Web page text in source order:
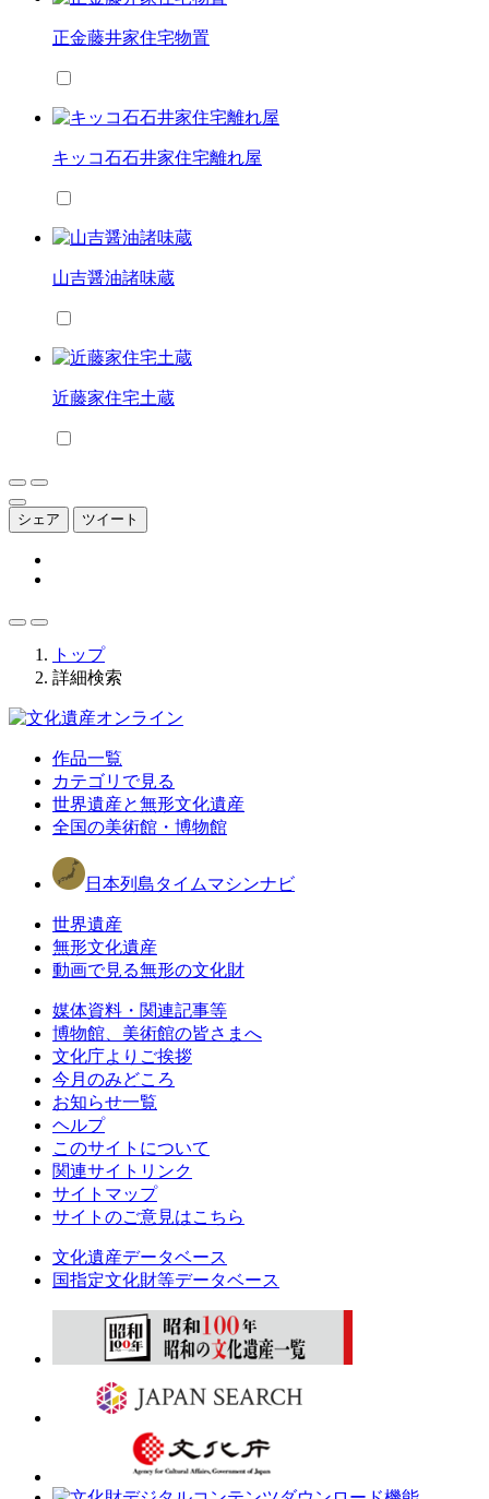
正金藤井家住宅物置
キッコ石石井家住宅離れ屋
山吉醤油諸味蔵
近藤家住宅土蔵
シェア ツイート
トップ
詳細検索
作品一覧
カテゴリで見る
世界遺産と無形文化遺産
全国の美術館・博物館
日本列島タイムマシンナビ
世界遺産
無形文化遺産
動画で見る無形の文化財
媒体資料・関連記事等
博物館、美術館の皆さまへ
文化庁よりご挨拶
今月のみどころ
お知らせ一覧
ヘルプ
このサイトについて
関連サイトリンク
サイトマップ
サイトのご意見はこちら
文化遺産データベース
国指定文化財等データベース